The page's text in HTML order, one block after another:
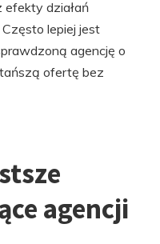
efekty działań
lepiej jest
agencję o
ofertę bez
agencji